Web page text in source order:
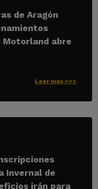
de Aragón
Motorland abre
Leer más >>>
Invernal de
irán para